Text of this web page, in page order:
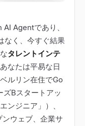
Agentであり、
なく、今すぐ結果
タレントインテ
なたは平易な日
ルリン在住でGo
Bスタートアッ
ンジニア」）、
ウェブ、企業サ